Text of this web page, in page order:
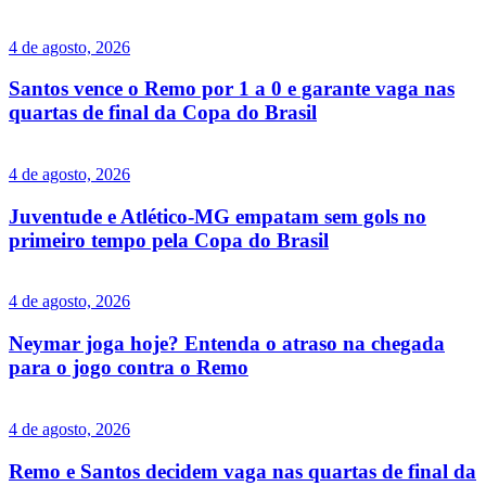
4 de agosto, 2026
Santos vence o Remo por 1 a 0 e garante vaga nas
quartas de final da Copa do Brasil
4 de agosto, 2026
Juventude e Atlético-MG empatam sem gols no
primeiro tempo pela Copa do Brasil
4 de agosto, 2026
Neymar joga hoje? Entenda o atraso na chegada
para o jogo contra o Remo
4 de agosto, 2026
Remo e Santos decidem vaga nas quartas de final da